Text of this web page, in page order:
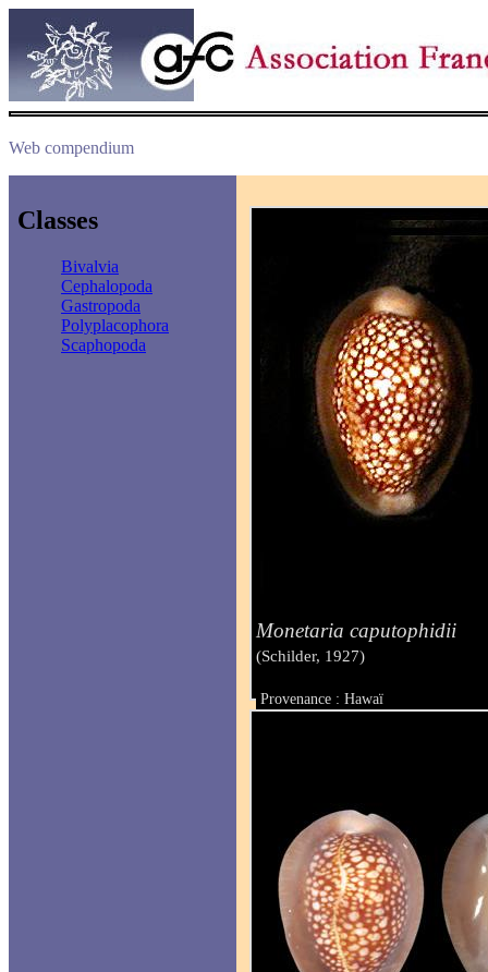
Web compendium
Classes
Bivalvia
Cephalopoda
Gastropoda
Polyplacophora
Scaphopoda
Monetaria caputophidii
(Schilder, 1927)
Provenance : Hawaï
Taille : 27.7 mm